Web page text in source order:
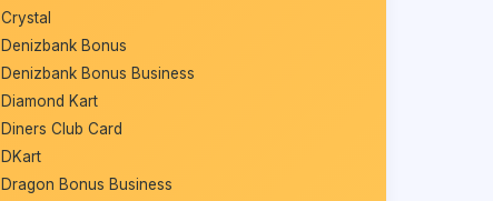
Crystal
Denizbank Bonus
Denizbank Bonus Business
Diamond Kart
Diners Club Card
DKart
Dragon Bonus Business